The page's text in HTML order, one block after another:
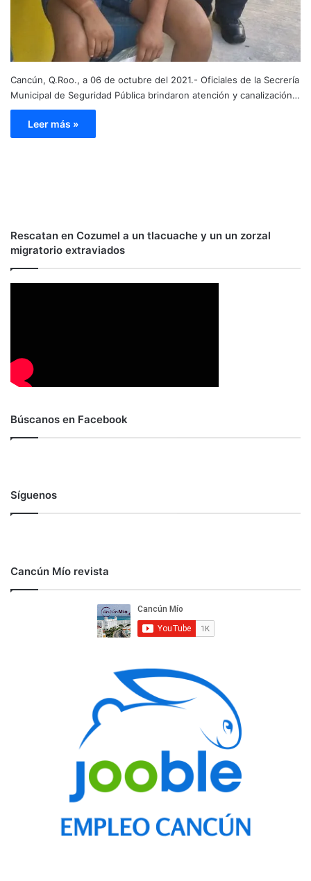
Cancún, Q.Roo., a 06 de octubre del 2021.- Oficiales de la Secrería
Municipal de Seguridad Pública brindaron atención y canalización…
Leer más »
Rescatan en Cozumel a un tlacuache y un un zorzal
migratorio extraviados
Búscanos en Facebook
Síguenos
Cancún Mío revista